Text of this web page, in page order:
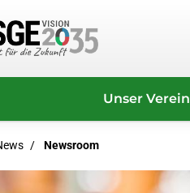
Unser Verein
Newsroom